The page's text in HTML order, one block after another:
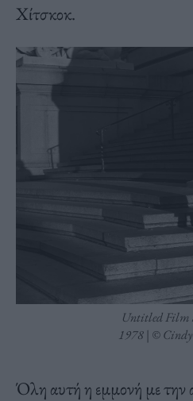
Χίτσκοκ.
Untitled Film
1978 | ©
Όλη αυτή η εμμονή με την